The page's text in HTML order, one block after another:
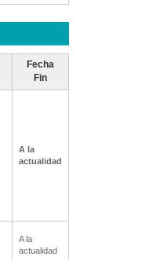
Fecha
Fin
A la
actualidad
A la
actualidad